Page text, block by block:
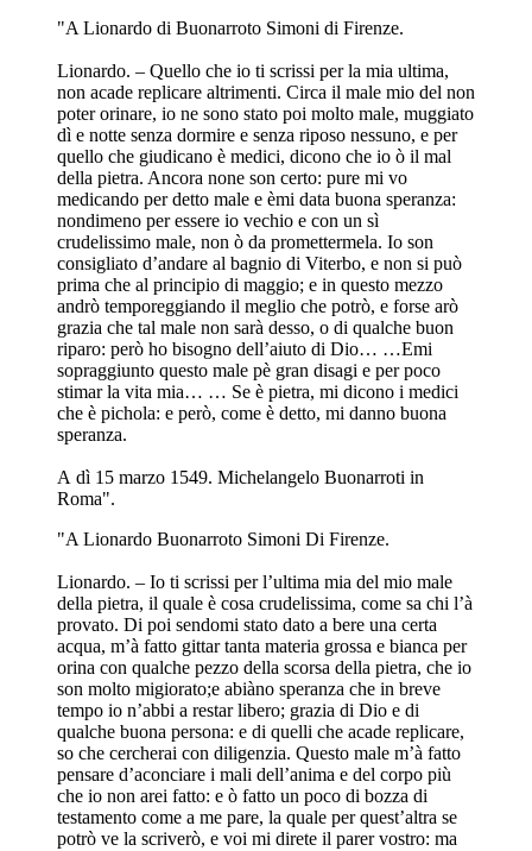
"A Lionardo di Buonarroto Simoni di Firenze.
Lionardo. – Quello che io ti scrissi per la mia ultima,
non acade replicare altrimenti. Circa il male mio del non
poter orinare, io ne sono stato poi molto male, muggiato
dì e notte senza dormire e senza riposo nessuno, e per
quello che giudicano è medici, dicono che io ò il mal
della pietra. Ancora none son certo: pure mi vo
medicando per detto male e èmi data buona speranza:
nondimeno per essere io vechio e con un sì
crudelissimo male, non ò da promettermela. Io son
consigliato d’andare al bagnio di Viterbo, e non si può
prima che al principio di maggio; e in questo mezzo
andrò temporeggiando il meglio che potrò, e forse arò
grazia che tal male non sarà desso, o di qualche buon
riparo: però ho bisogno dell’aiuto di Dio… …Emi
sopraggiunto questo male pè gran disagi e per poco
stimar la vita mia… … Se è pietra, mi dicono i medici
che è pichola: e però, come è detto, mi danno buona
speranza.
A dì 15 marzo 1549. Michelangelo Buonarroti in
Roma".
"A Lionardo Buonarroto Simoni Di Firenze.
Lionardo. – Io ti scrissi per l’ultima mia del mio male
della pietra, il quale è cosa crudelissima, come sa chi l’à
provato. Di poi sendomi stato dato a bere una certa
acqua, m’à fatto gittar tanta materia grossa e bianca per
orina con qualche pezzo della scorsa della pietra, che io
son molto migiorato;e abiàno speranza che in breve
tempo io n’abbi a restar libero; grazia di Dio e di
qualche buona persona: e di quelli che acade replicare,
so che cercherai con diligenzia. Questo male m’à fatto
pensare d’aconciare i mali dell’anima e del corpo più
che io non arei fatto: e ò fatto un poco di bozza di
testamento come a me pare, la quale per quest’altra se
potrò ve la scriverò, e voi mi direte il parer vostro: ma